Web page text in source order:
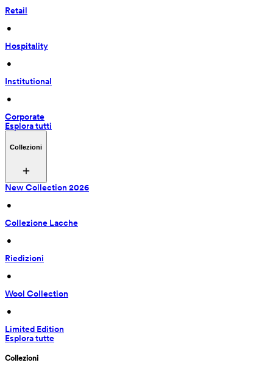
Retail
•
Hospitality
•
Institutional
•
Corporate
Esplora tutti
Collezioni
New Collection 2026
•
Collezione Lacche
•
Riedizioni
•
Wool Collection
•
Limited Edition
Esplora tutte
Collezioni